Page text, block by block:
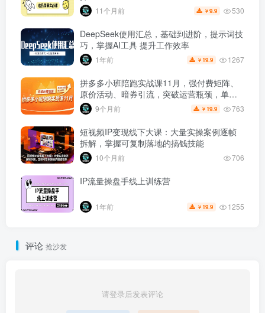
11个月前 ￥9.9 530
DeepSeek使用汇总，基础到进阶，提示词技
巧，掌握AI工具 提升工作效率
1年前 ￥ 19.9 1267
拼多多小班陪跑实战课11月，强付费矩阵、
原价活动、暗券引流，突破运营瓶颈，单店
日利润破5000
9个月前 ￥ 19.9 763
短视频IP变现线下大课：大量实操案例逐帧
拆解，掌握可复制落地的搞钱技能
10个月前 706
IP流量操盘手线上训练营
1年前 ￥ 19.9 1255
评论 抢沙发
请登录后发表评论